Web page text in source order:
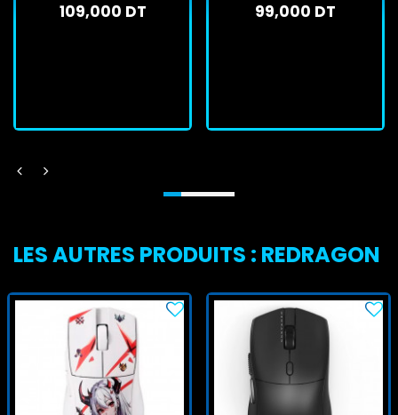
109,000 DT 99,000 DT
LES AUTRES PRODUITS : REDRAGON